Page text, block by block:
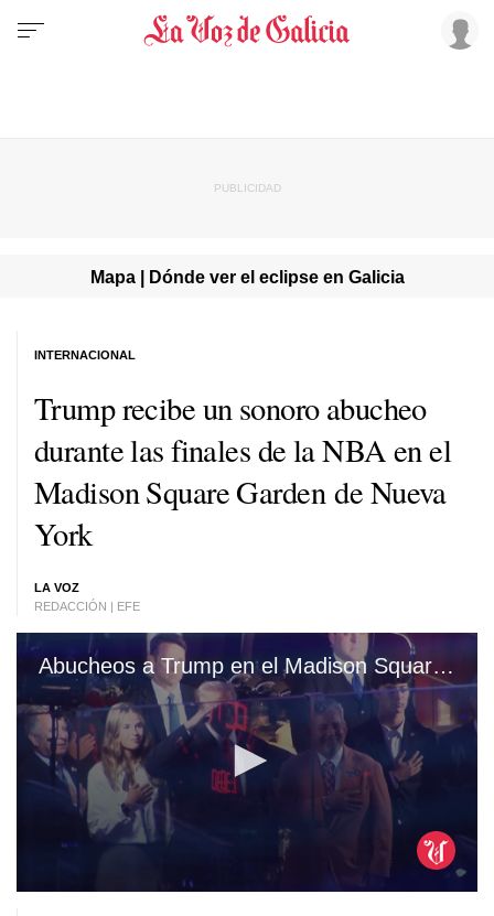
Mapa | Dónde ver el eclipse en Galicia
Trump recibe un sonoro abucheo
durante las finales de la NBA en el
Madison Square Garden de Nueva
York
LA VOZ
REDACCIÓN | EFE
INTERNACIONAL
Abucheos a Trump en el Madison Square Garden de Nueva York